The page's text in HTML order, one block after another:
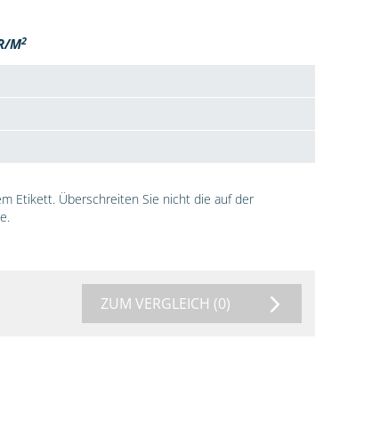
M2
Etikett. Überschreiten Sie nicht die auf der
ZUM VERGLEICH (0)